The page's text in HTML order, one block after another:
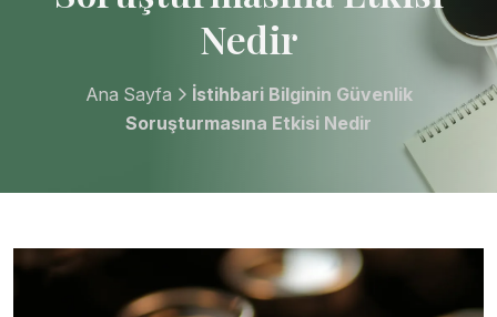
Nedir
Ana Sayfa
İstihbari Bilginin Güvenlik
Soruşturmasına Etkisi Nedir